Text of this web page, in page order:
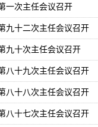
一次主任会议召开
九十二次主任会议召开
九十次主任会议召开
八十九次主任会议召开
八十八次主任会议召开
八十七次主任会议召开